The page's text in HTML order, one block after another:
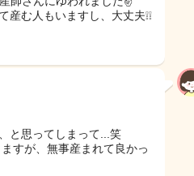
む人もいますし、大丈夫❕❕
と思ってしまって...笑
すが、無事産まれて良かっ